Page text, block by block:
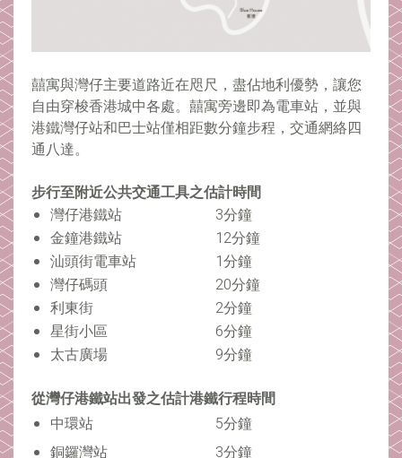
囍寓與灣仔主要道路近在咫尺，盡佔地利優勢，讓您
自由穿梭香港城中各處。囍寓旁邊即為電車站，並與
港鐵灣仔站和巴士站僅相距數分鐘步程，交通網絡四
通八達。
步行至附近公共交通工具之估計時間
灣仔港鐵站
3分鐘
金鐘港鐵站
12分鐘
汕頭街電車站
1分鐘
灣仔碼頭
20分鐘
利東街
2分鐘
星街小區
6分鐘
太古廣場
9分鐘
從灣仔港鐵站出發之估計港鐵行程時間
中環站
5分鐘
銅鑼灣站
3分鐘